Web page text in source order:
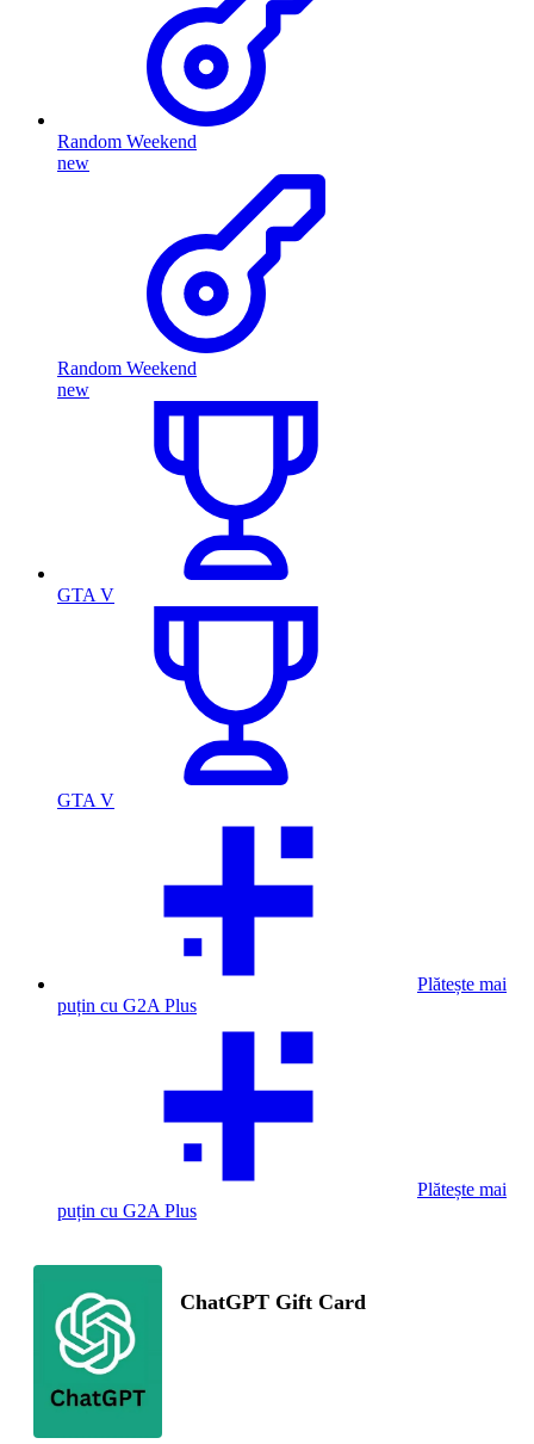
Random Weekend
new
Random Weekend
new
GTA V
GTA V
Plătește mai
puțin cu G2A Plus
Plătește mai
puțin cu G2A Plus
ChatGPT Gift Card